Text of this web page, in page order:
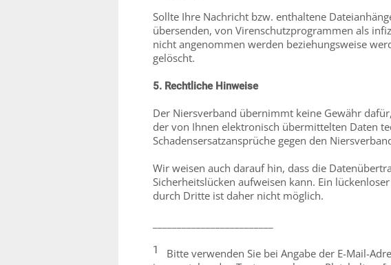
Sollte Ihre Nachricht bzw. enthaltene
übersenden, von Virenschutzprogrammen als
nicht angenommen werden beziehungsweise
gelöscht.
5. Rechtliche Hinweise
Der Niersverband übernimmt keine Gewähr
der von Ihnen elektronisch übermittelten Daten
Schadensersatzansprüche gegen den
Wir weisen auch darauf hin, dass die
Sicherheitslücken aufweisen kann. Ein
durch Dritte ist daher nicht möglich.
1
Bitte verwenden Sie bei Angabe der E-Mail-